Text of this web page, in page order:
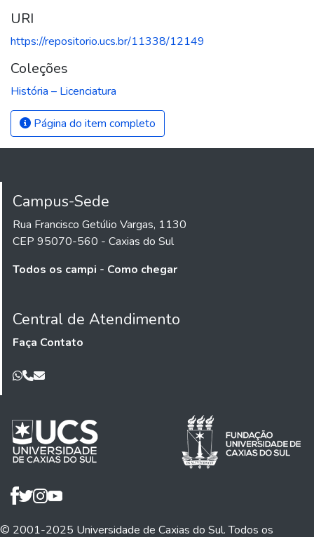
URI
https://repositorio.ucs.br/11338/12149
Coleções
História – Licenciatura
Página do item completo
Campus-Sede
Rua Francisco Getúlio Vargas, 1130
CEP 95070-560 - Caxias do Sul
Todos os campi - Como chegar
Central de Atendimento
Faça Contato
© 2001-2025 Universidade de Caxias do Sul. Todos os